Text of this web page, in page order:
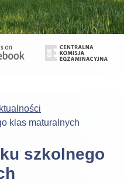
klas maturalnych
szkolnego